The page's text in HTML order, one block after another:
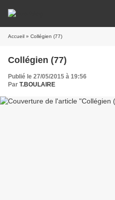
Accueil » Collégien (77)
Collégien (77)
Publié le 27/05/2015 à 19:56
Par T.BOULAIRE